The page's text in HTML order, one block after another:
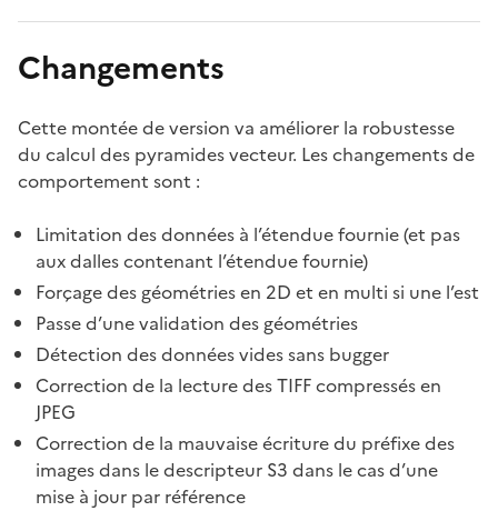
Changements
Cette montée de version va améliorer la robustesse
du calcul des pyramides vecteur. Les changements de
comportement sont :
Limitation des données à l’étendue fournie (et pas
aux dalles contenant l’étendue fournie)
Forçage des géométries en 2D et en multi si une l’est
Passe d’une validation des géométries
Détection des données vides sans bugger
Correction de la lecture des TIFF compressés en
JPEG
Correction de la mauvaise écriture du préfixe des
images dans le descripteur S3 dans le cas d’une
mise à jour par référence